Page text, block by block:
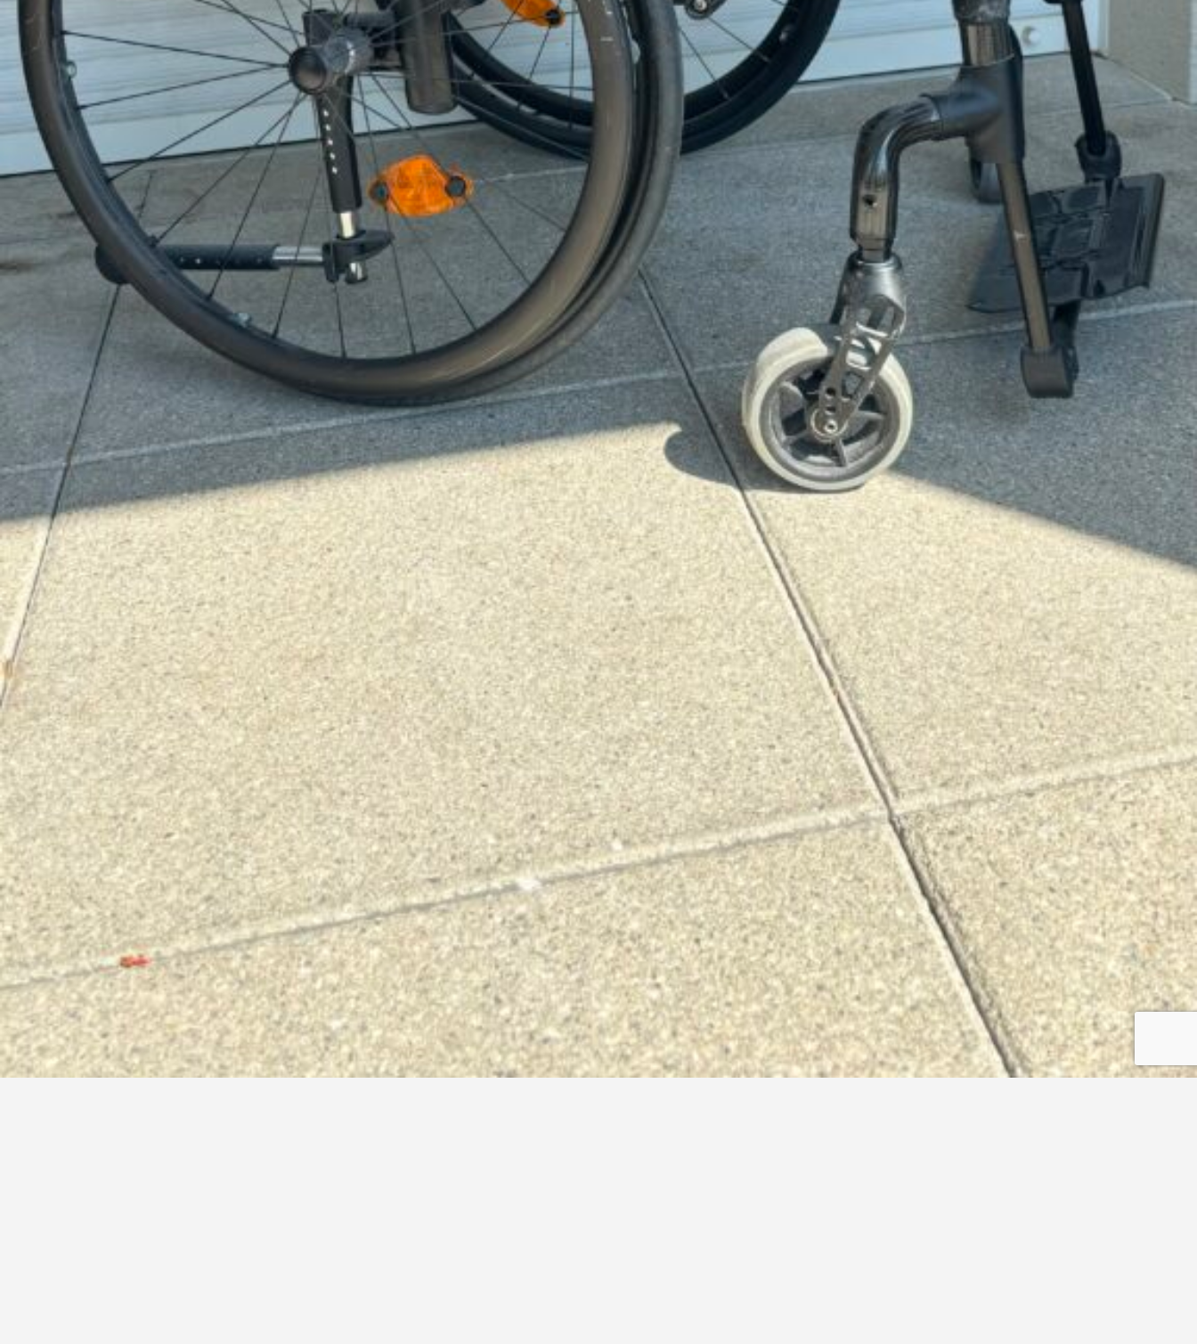
!
+ coussin ergonomique d’une valeur de 100€ compris.
Photos supplémentaires disponibles.
Prix
Ses annonces pourraient vous intéresser
a vendre fauteuil roulant RGK SUB 4 NEUF
78-Yvelines , BREVAL
Fauteuil roulant manuel, Veloce 2 en fible cde
carbone ultra léger.
76-Seine-Maritime , fontaine le bourg
Recherche fauteuil Trace'S
92-Hauts-de-Seine , La Garenne Colombes